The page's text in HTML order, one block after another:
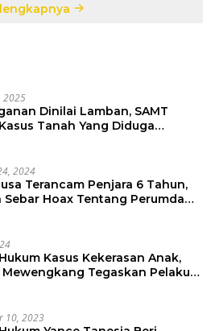
2025
Dinilai Lamban, SAMT
Tanah Yang Diduga
2024
Terancam Penjara 6 Tahun,
Sebar Hoax Tentang Perumda
Kasus Kekerasan Anak,
Mewengkang Tegaskan Pelaku
10, 2023